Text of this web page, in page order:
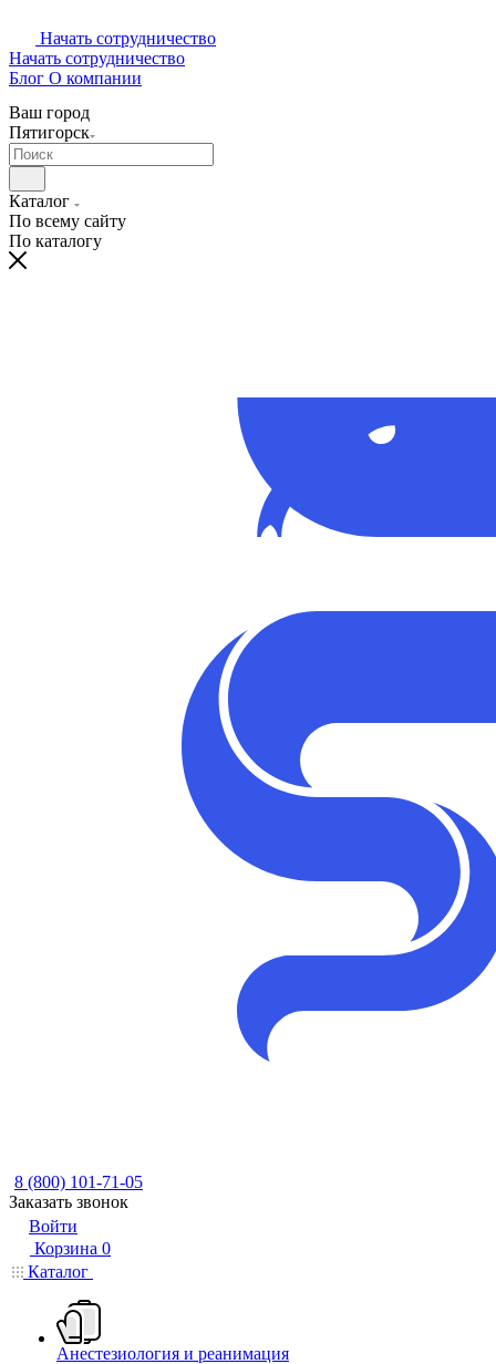
Начать сотрудничество
Начать сотрудничество
Блог О компании
Ваш город
Пятигорск
Каталог
По всему сайту
По каталогу
8 (800) 101-71-05
Заказать звонок
Войти
Корзина 0
Каталог
Анестезиология и реанимация